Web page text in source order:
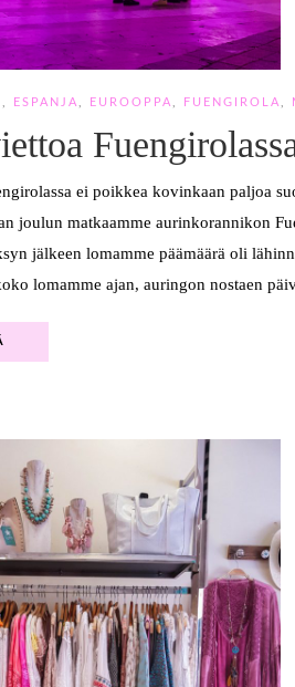
ESPANJA EUROOPPA FUENGIROLA
ei poikkea kovinkaan paljoa
joulun matkaamme aurinkorannikon
jälkeen lomamme päämäärä oli
lomamme ajan, auringon nostaen